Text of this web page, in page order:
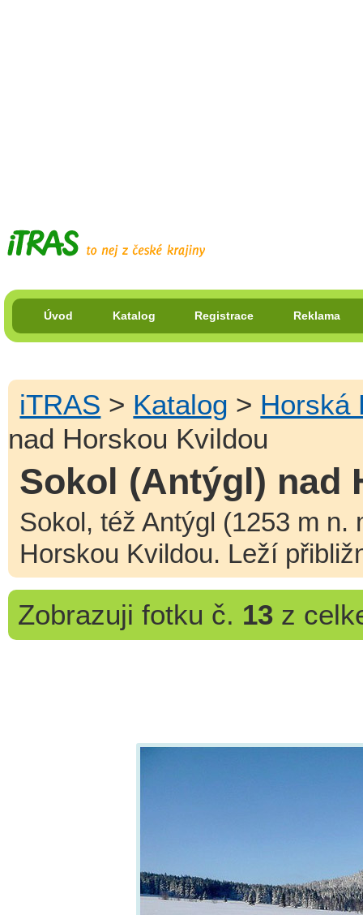
Úvod Katalog Registrace Reklama
iTRAS > Katalog > Horská
nad Horskou Kvildou
Sokol (Antýgl) nad
Sokol, též Antýgl (1253 m n.
Horskou Kvildou. Leží
Zobrazuji fotku č. 13z